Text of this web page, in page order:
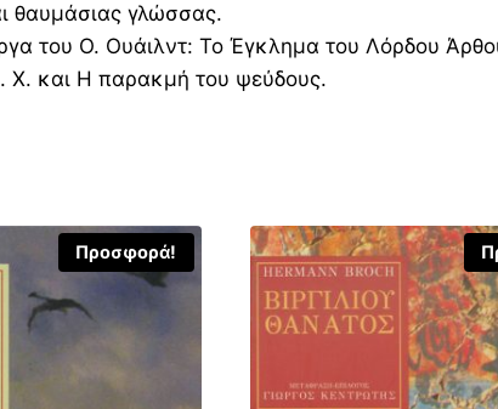
θαυμάσιας γλώσσας.
του Ο. Ουάιλντ: Το Έγκλημα του Λόρδου
Χ. και Η παρακμή του ψεύδους.
Προσφορά!